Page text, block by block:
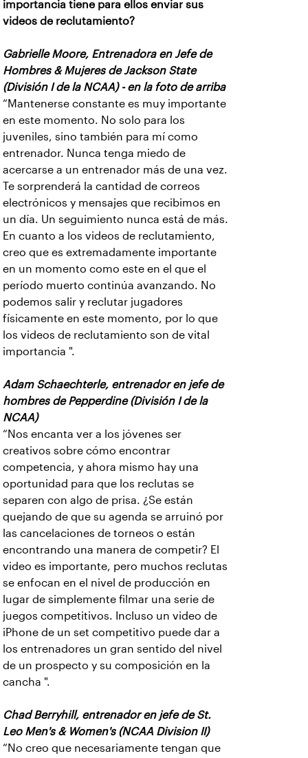
importancia tiene para ellos enviar sus
videos de reclutamiento?
Gabrielle Moore, Entrenadora en Jefe de
Hombres & Mujeres de Jackson State
(División I de la NCAA) - en la foto de arriba
“Mantenerse constante es muy importante
en este momento. No solo para los
juveniles, sino también para mí como
entrenador. Nunca tenga miedo de
acercarse a un entrenador más de una vez.
Te sorprenderá la cantidad de correos
electrónicos y mensajes que recibimos en
un día. Un seguimiento nunca está de más.
En cuanto a los videos de reclutamiento,
creo que es extremadamente importante
en un momento como este en el que el
período muerto continúa avanzando. No
podemos salir y reclutar jugadores
físicamente en este momento, por lo que
los videos de reclutamiento son de vital
importancia ".
Adam Schaechterle, entrenador en jefe de
hombres de Pepperdine (División I de la
NCAA)
“Nos encanta ver a los jóvenes ser
creativos sobre cómo encontrar
competencia, y ahora mismo hay una
oportunidad para que los reclutas se
separen con algo de prisa. ¿Se están
quejando de que su agenda se arruinó por
las cancelaciones de torneos o están
encontrando una manera de competir? El
video es importante, pero muchos reclutas
se enfocan en el nivel de producción en
lugar de simplemente filmar una serie de
juegos competitivos. Incluso un video de
iPhone de un set competitivo puede dar a
los entrenadores un gran sentido del nivel
de un prospecto y su composición en la
cancha ".
Chad Berryhill, entrenador en jefe de St.
Leo Men's & Women's (NCAA Division II)
“No creo que necesariamente tengan que